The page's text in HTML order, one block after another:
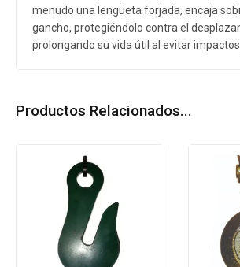
menudo una lengüeta forjada, encaja
gancho, protegiéndolo contra el
prolongando su vida útil al evitar impactos
Productos Relacionados...